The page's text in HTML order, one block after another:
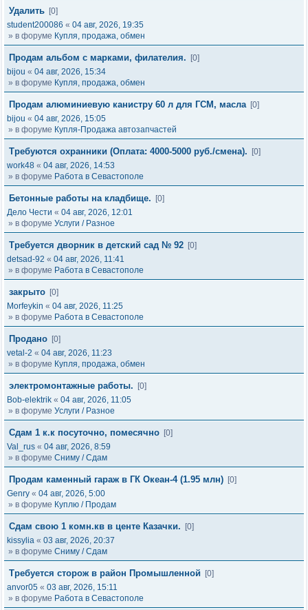
Удалить [0]
student200086 « 04 авг, 2026, 19:35
» в форуме Купля, продажа, обмен
Продам альбом с марками, филателия.
[0]
bijou « 04 авг, 2026, 15:34
» в форуме Купля, продажа, обмен
Продам алюминиевую канистру 60 л для ГСМ, масла [0]
bijou « 04 авг, 2026, 15:05
» в форуме Купля-Продажа автозапчастей
Требуются охранники (Оплата: 4000-5000 руб./смена).
[0]
work48 « 04 авг, 2026, 14:53
» в форуме Работа в Севастополе
Бетонные работы на кладбище.
[0]
Дело Чести « 04 авг, 2026, 12:01
» в форуме Услуги / Разное
Требуется дворник в детский сад № 92 [0]
detsad-92 « 04 авг, 2026, 11:41
» в форуме Работа в Севастополе
закрыто [0]
Morfeykin « 04 авг, 2026, 11:25
» в форуме Работа в Севастополе
Продано [0]
vetal-2 « 04 авг, 2026, 11:23
» в форуме Купля, продажа, обмен
электромонтажные работы.
[0]
Bob-elektrik « 04 авг, 2026, 11:05
» в форуме Услуги / Разное
Сдам 1 к.к посуточно, помесячно [0]
Val_rus « 04 авг, 2026, 8:59
» в форуме Сниму / Сдам
Продам каменный гараж в ГК Океан-4 (1.95 млн) [0]
Genry « 04 авг, 2026, 5:00
» в форуме Куплю / Продам
Сдам свою 1 комн.кв в центе Казачки.
[0]
kissylia « 03 авг, 2026, 20:37
» в форуме Сниму / Сдам
Требуется сторож в район Промышленной
[0]
anvor05 « 03 авг, 2026, 15:11
» в форуме Работа в Севастополе